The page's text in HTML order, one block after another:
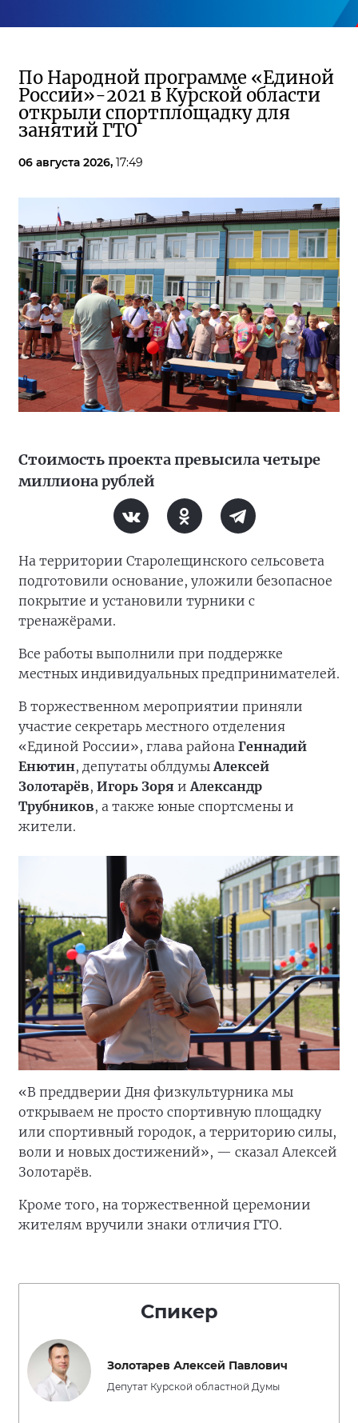
По Народной программе «Единой
России»-2021 в Курской области
открыли спортплощадку для
занятий ГТО
06 августа 2026, 17:49
Стоимость проекта превысила четыре
миллиона рублей
На территории Старолещинского сельсовета
подготовили основание, уложили безопасное
покрытие и установили турники с
тренажёрами.
Все работы выполнили при поддержке
местных индивидуальных предпринимателей.
В торжественном мероприятии приняли
участие секретарь местного отделения
«Единой России», глава района Геннадий
Енютин, депутаты облдумыАлексей
Золотарёв, Игорь Зоря иАлександр
Трубников, а также юные спортсмены и
жители.
«В преддверии Дня физкультурника мы
открываем не просто спортивную площадку
или спортивный городок, а территорию силы,
воли и новых достижений», — сказал Алексей
Золотарёв.
Кроме того, на торжественной церемонии
жителям вручили знаки отличия ГТО.
Спикер
Золотарев Алексей Павлович
Депутат Курской областной Думы